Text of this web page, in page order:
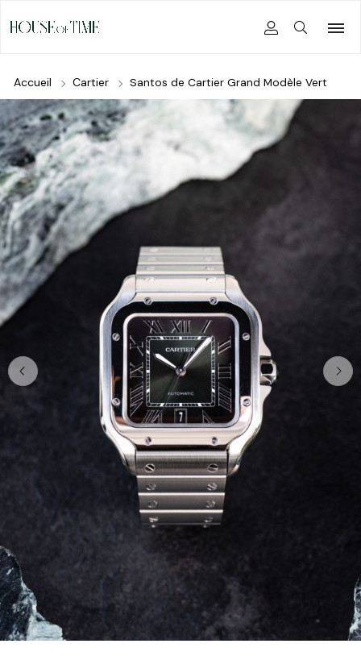
Accueil Cartier Santos de Cartier Grand Modèle Vert